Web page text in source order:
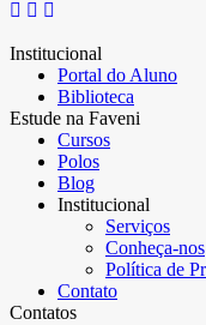
Institucional
Portal do Aluno
Biblioteca
Estude na Faveni
Cursos
Polos
Blog
Institucional
Serviços
Conheça-nos
Política de
Contato
Contatos